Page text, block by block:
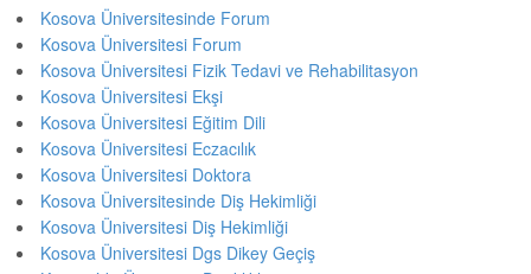
Kosova Üniversitesinde Forum
Kosova Üniversitesi Forum
Kosova Üniversitesi Fizik Tedavi ve Rehabilitasyon
Kosova Üniversitesi Ekşi
Kosova Üniversitesi Eğitim Dili
Kosova Üniversitesi Eczacılık
Kosova Üniversitesi Doktora
Kosova Üniversitesinde Diş Hekimliği
Kosova Üniversitesi Diş Hekimliği
Kosova Üniversitesi Dgs Dikey Geçiş